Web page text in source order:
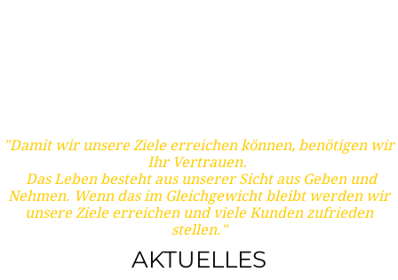
"Damit wir unsere Ziele erreichen können, benötigen wir
Ihr Vertrauen.
Das Leben besteht aus unserer Sicht aus Geben und
Nehmen. Wenn das im Gleichgewicht bleibt werden wir
unsere Ziele erreichen und viele Kunden zufrieden
stellen."
AKTUELLES